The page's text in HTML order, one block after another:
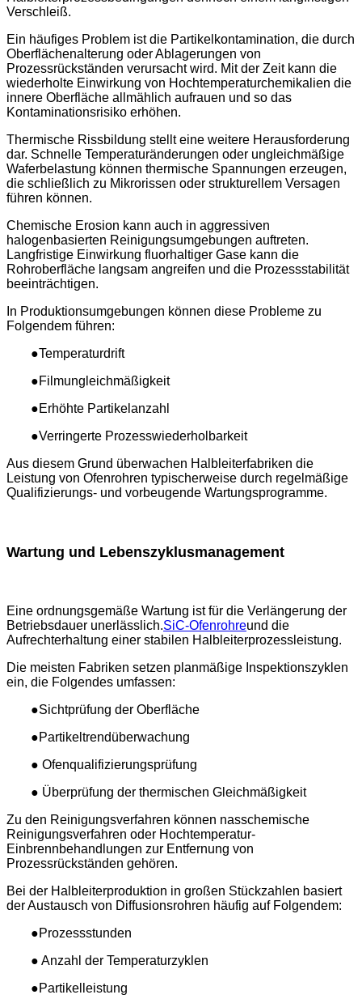
Verschleiß.
Ein häufiges Problem ist die Partikelkontamination, die durch
Oberflächenalterung oder Ablagerungen von
Prozessrückständen verursacht wird. Mit der Zeit kann die
wiederholte Einwirkung von Hochtemperaturchemikalien die
innere Oberfläche allmählich aufrauen und so das
Kontaminationsrisiko erhöhen.
Thermische Rissbildung stellt eine weitere Herausforderung
dar. Schnelle Temperaturänderungen oder ungleichmäßige
Waferbelastung können thermische Spannungen erzeugen,
die schließlich zu Mikrorissen oder strukturellem Versagen
führen können.
Chemische Erosion kann auch in aggressiven
halogenbasierten Reinigungsumgebungen auftreten.
Langfristige Einwirkung fluorhaltiger Gase kann die
Rohroberfläche langsam angreifen und die Prozessstabilität
beeinträchtigen.
In Produktionsumgebungen können diese Probleme zu
Folgendem führen:
●Temperaturdrift
●Filmungleichmäßigkeit
●Erhöhte Partikelanzahl
●Verringerte Prozesswiederholbarkeit
Aus diesem Grund überwachen Halbleiterfabriken die
Leistung von Ofenrohren typischerweise durch regelmäßige
Qualifizierungs- und vorbeugende Wartungsprogramme.
Wartung und Lebenszyklusmanagement
Eine ordnungsgemäße Wartung ist für die Verlängerung der
Betriebsdauer unerlässlich.SiC-Ofenrohreund die
Aufrechterhaltung einer stabilen Halbleiterprozessleistung.
Die meisten Fabriken setzen planmäßige Inspektionszyklen
ein, die Folgendes umfassen:
●Sichtprüfung der Oberfläche
●Partikeltrendüberwachung
● Ofenqualifizierungsprüfung
● Überprüfung der thermischen Gleichmäßigkeit
Zu den Reinigungsverfahren können nasschemische
Reinigungsverfahren oder Hochtemperatur-
Einbrennbehandlungen zur Entfernung von
Prozessrückständen gehören.
Bei der Halbleiterproduktion in großen Stückzahlen basiert
der Austausch von Diffusionsrohren häufig auf Folgendem:
●Prozessstunden
● Anzahl der Temperaturzyklen
●Partikelleistung